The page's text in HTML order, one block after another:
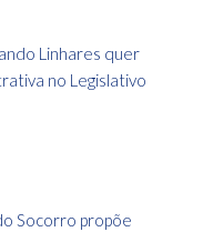
Linhares quer
no Legislativo
Socorro propõe